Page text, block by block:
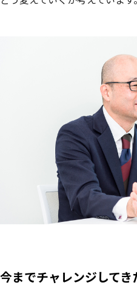
今までチャレンジして